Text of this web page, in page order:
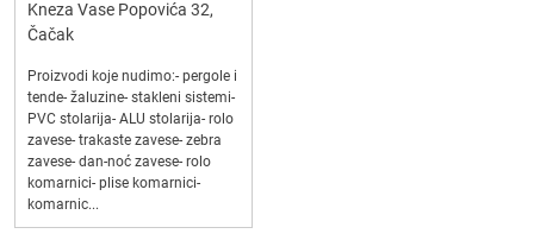
Kneza Vase Popovića 32,
Čačak
Proizvodi koje nudimo:- pergole i
tende- žaluzine- stakleni sistemi-
PVC stolarija- ALU stolarija- rolo
zavese- trakaste zavese- zebra
zavese- dan-noć zavese- rolo
komarnici- plise komarnici-
komarnic...